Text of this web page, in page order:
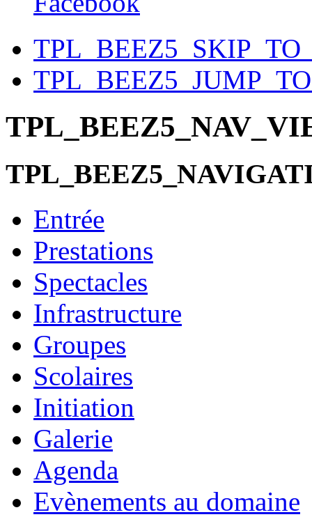
Entrée
Prestations
Spectacles
Infrastructure
Groupes
Scolaires
Initiation
Galerie
Agenda
Evènements au domaine